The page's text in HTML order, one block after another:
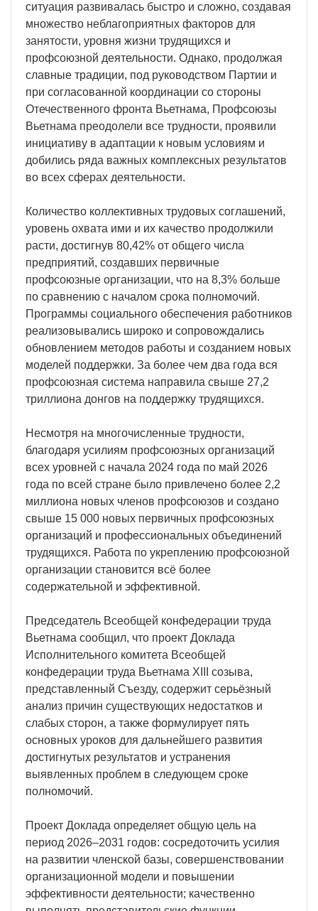
ситуация развивалась быстро и сложно, создавая
множество неблагоприятных факторов для
занятости, уровня жизни трудящихся и
профсоюзной деятельности. Однако, продолжая
славные традиции, под руководством Партии и
при согласованной координации со стороны
Отечественного фронта Вьетнама, Профсоюзы
Вьетнама преодолели все трудности, проявили
инициативу в адаптации к новым условиям и
добились ряда важных комплексных результатов
во всех сферах деятельности.
Количество коллективных трудовых соглашений,
уровень охвата ими и их качество продолжили
расти, достигнув 80,42% от общего числа
предприятий, создавших первичные
профсоюзные организации, что на 8,3% больше
по сравнению с началом срока полномочий.
Программы социального обеспечения работников
реализовывались широко и сопровождались
обновлением методов работы и созданием новых
моделей поддержки. За более чем два года вся
профсоюзная система направила свыше 27,2
триллиона донгов на поддержку трудящихся.
Несмотря на многочисленные трудности,
благодаря усилиям профсоюзных организаций
всех уровней с начала 2024 года по май 2026
года по всей стране было привлечено более 2,2
миллиона новых членов профсоюзов и создано
свыше 15 000 новых первичных профсоюзных
организаций и профессиональных объединений
трудящихся. Работа по укреплению профсоюзной
организации становится всё более
содержательной и эффективной.
Председатель Всеобщей конфедерации труда
Вьетнама сообщил, что проект Доклада
Исполнительного комитета Всеобщей
конфедерации труда Вьетнама XIII созыва,
представленный Съезду, содержит серьёзный
анализ причин существующих недостатков и
слабых сторон, а также формулирует пять
основных уроков для дальнейшего развития
достигнутых результатов и устранения
выявленных проблем в следующем сроке
полномочий.
Проект Доклада определяет общую цель на
период 2026–2031 годов: сосредоточить усилия
на развитии членской базы, совершенствовании
организационной модели и повышении
эффективности деятельности; качественно